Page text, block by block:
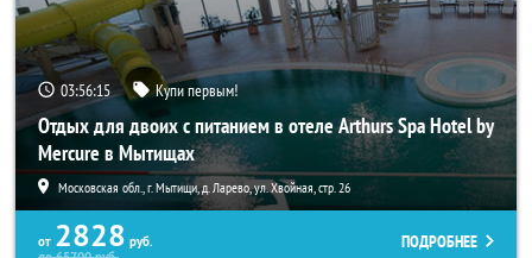
03:56:14 Купи первым!
Отдых для двоих с питанием в отеле Arthurs Spa Hotel by
Mercure в Мытищах
Московская обл., г. Мытищи, д. Ларево, ул. Хвойная, стр. 26
от 2828 руб.
ПОДРОБНЕЕ